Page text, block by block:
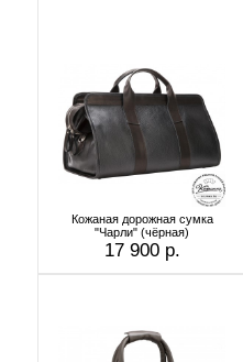
Кожаная дорожная сумка
"Чарли" (чёрная)
17 900 р.